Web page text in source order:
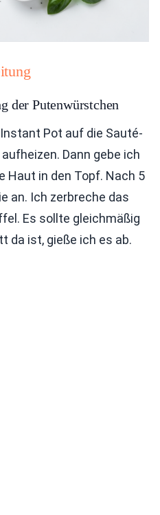
der Putenwürstchen
Pot auf die Sauté-
Dann gebe ich
Haut in den Topf. Nach 5
an. Ich zerbreche das
Es sollte gleichmäßig
da ist, gieße ich es ab.